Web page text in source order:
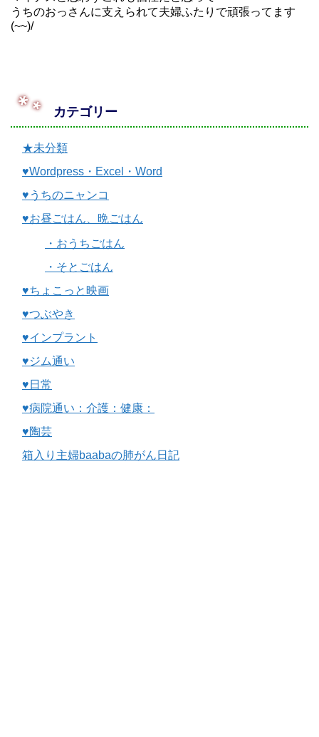
うちのおっさんに支えられて夫婦ふたりで頑張ってます
(~~)/
カテゴリー
★未分類
♥Wordpress・Excel・Word
♥うちのニャンコ
♥お昼ごはん、晩ごはん
・おうちごはん
・そとごはん
♥ちょこっと映画
♥つぶやき
♥インプラント
♥ジム通い
♥日常
♥病院通い：介護：健康：
♥陶芸
箱入り主婦baabaの肺がん日記